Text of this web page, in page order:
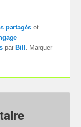
partagés et
parBill . Marquer